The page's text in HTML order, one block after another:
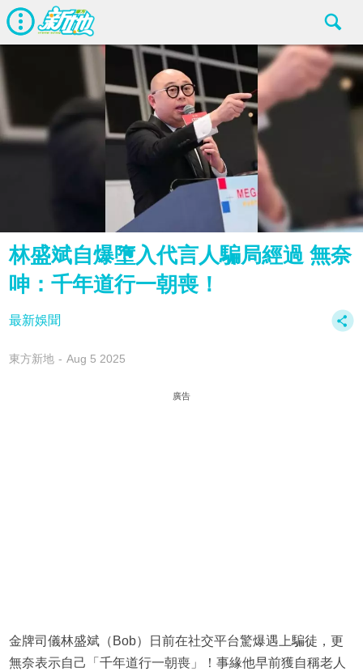
林盛斌自爆墮入代言人騙局經過 無奈
呻：千年道行一朝喪！
最新娛聞
東方新地 Aug 5 2025
廣告
金牌司儀林盛斌（Bob）日前在社交平台驚爆遇上騙徒，更
無奈表示自己「千年道行一朝喪」！事緣他早前獲自稱老人